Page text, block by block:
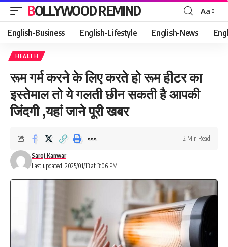
BOLLYWOOD REMIND
Font
Resizer
Aa
English-Business English-Lifestyle English-News
HEALTH
रूम गर्म करने के लिए करते हो रूम हीटर का
इस्तेमाल तो ये गलती छीन सकती है आपकी
जिंदगी ,यहां जाने पूरी खबर
Last updated: 2025/01/13 at 3:06 PM
Saroj Kanwar
2 Min Read